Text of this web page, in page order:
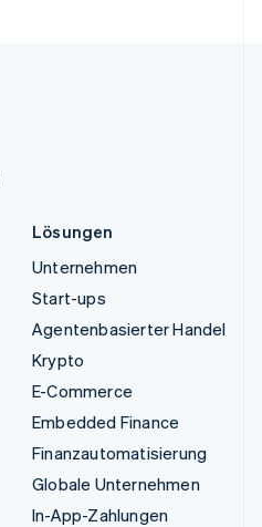
Lösungen
Unternehmen
Start-ups
Agentenbasierter Handel
Krypto
E-Commerce
Embedded Finance
Finanzautomatisierung
Globale Unternehmen
In-App-Zahlungen